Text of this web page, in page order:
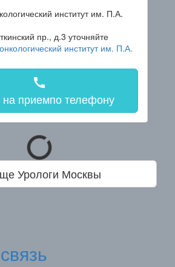
институт им. П.А.
пр., д.3 уточняйте
call
на приемпо телефону
Урологи Москвы